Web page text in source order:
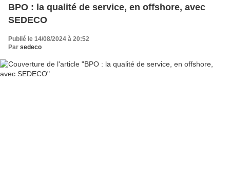
BPO : la qualité de service, en offshore, avec
SEDECO
Publié le 14/08/2024 à 20:52
Par sedeco